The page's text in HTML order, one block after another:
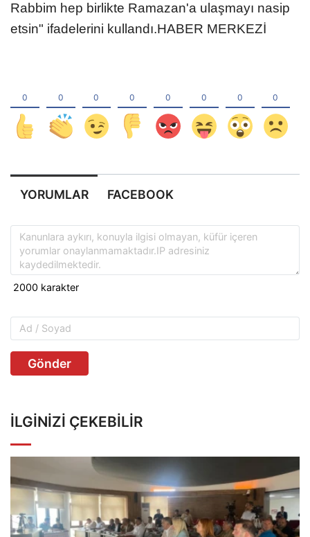
Rabbim hep birlikte Ramazan'a ulaşmayı nasip
etsin" ifadelerini kullandı.HABER MERKEZİ
YORUMLAR FACEBOOK
Gönder
İLGINIZI ÇEKEBILIR